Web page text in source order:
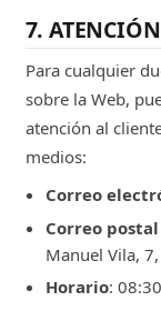
7.
Para cualquier
sobre la Web,
atención al
medios:
Correo
Correo
Manuel Vila,
Horario: